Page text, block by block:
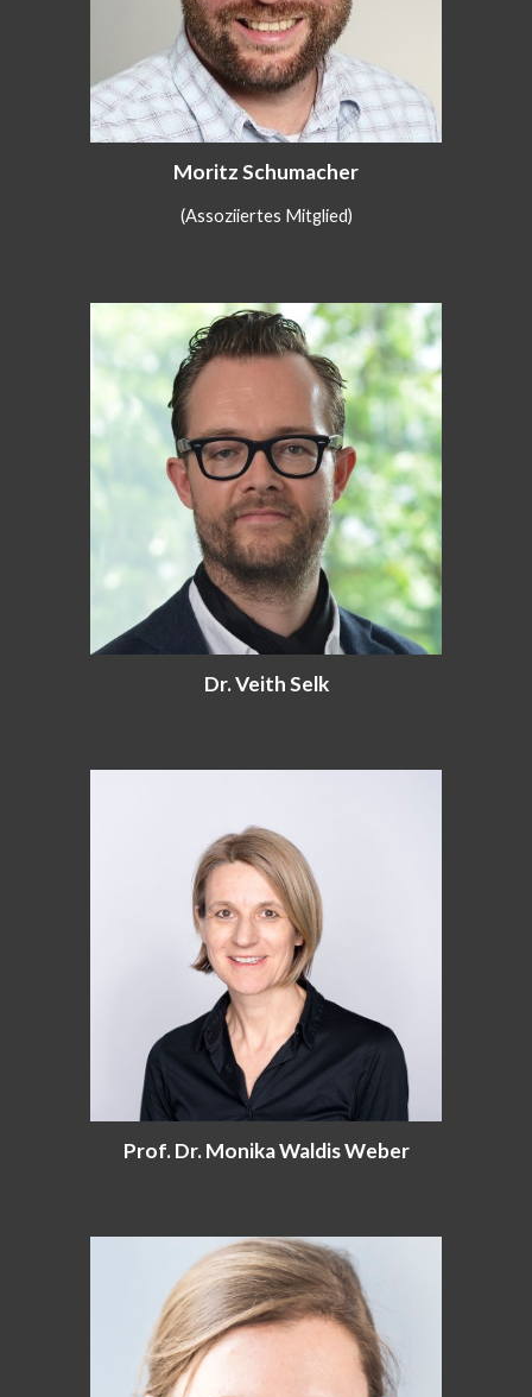
Moritz Schumacher
(Assoziiertes Mitglied)
Dr. Veith Selk
Prof. Dr. Monika Waldis Weber